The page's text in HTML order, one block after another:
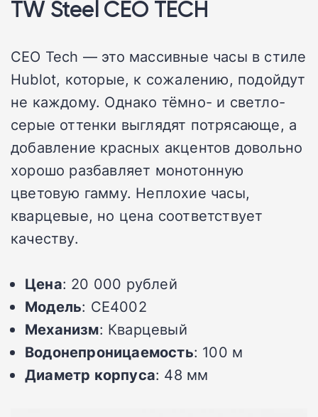
TW Steel CEO TECH
CEO Tech — это массивные часы в стиле
Hublot, которые, к сожалению, подойдут
не каждому. Однако тёмно- и светло-
серые оттенки выглядят потрясающе, а
добавление красных акцентов довольно
хорошо разбавляет монотонную
цветовую гамму. Неплохие часы,
кварцевые, но цена соответствует
качеству.
Цена: 20 000 рублей
Модель: CE4002
Механизм: Кварцевый
Водонепроницаемость: 100 м
Диаметр корпуса: 48 мм